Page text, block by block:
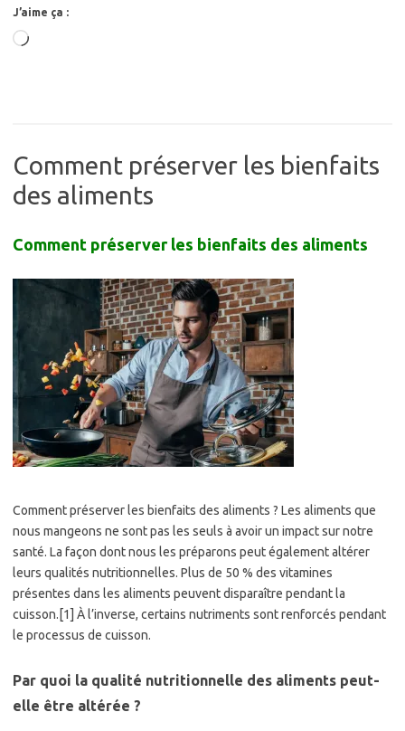
J’aime ça :
Chargement…
Comment préserver les bienfaits
des aliments
Comment préserver les bienfaits des aliments
Comment préserver les bienfaits des aliments ? Les aliments que
nous mangeons ne sont pas les seuls à avoir un impact sur notre
santé. La façon dont nous les préparons peut également altérer
leurs qualités nutritionnelles. Plus de 50 % des vitamines
présentes dans les aliments peuvent disparaître pendant la
cuisson.[1] À l’inverse, certains nutriments sont renforcés pendant
le processus de cuisson.
Par quoi la qualité nutritionnelle des aliments peut-
elle être altérée ?